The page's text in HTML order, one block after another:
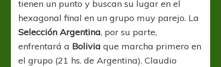
tienen un punto y buscan su lugar en el
hexagonal final en un grupo muy parejo. La
Selección Argentina, por su parte,
enfrentará a Bolivia que marcha primero en
el grupo (21 hs. de Argentina). Claudio